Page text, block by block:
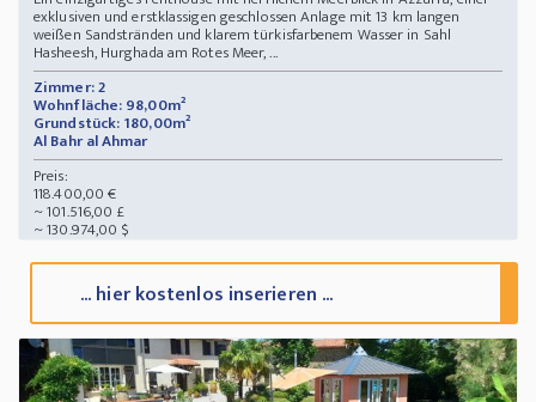
exklusiven und erstklassigen geschlossen Anlage mit 13 km langen
weißen Sandstränden und klarem türkisfarbenem Wasser in Sahl
Hasheesh, Hurghada am Rotes Meer, ...
Zimmer: 2
Wohnfläche: 98,00m²
Grundstück: 180,00m²
Al Bahr al Ahmar
Preis:
118.400,00 €
~ 101.516,00 £
~ 130.974,00 $
... hier kostenlos inserieren ...